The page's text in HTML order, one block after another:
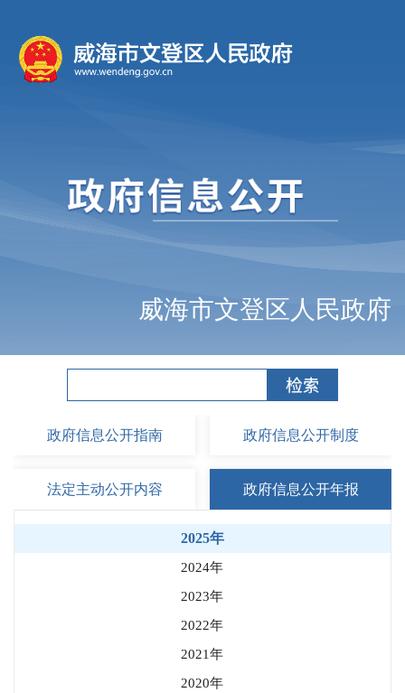
威海市文登区人民政府
政府信息公开指南 政府信息公开制度
法定主动公开内容 政府信息公开年报
2025年
2024年
2023年
2022年
2021年
2020年